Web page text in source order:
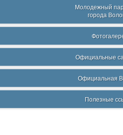
Молодежный
города
Официальные
Официальная
Полезные